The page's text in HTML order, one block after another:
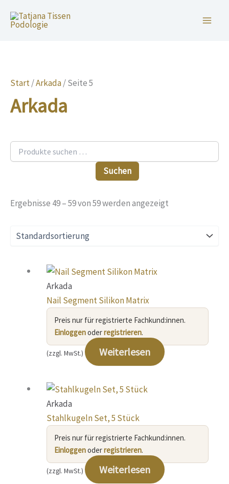
Inhalt
Start/Arkada/ Seite 5
Arkada
nach:
Suchen
Ergebnisse 49 – 59 von 59 werden angezeigt
Arkada
Nail Segment Silikon Matrix
Preis nur für registrierte Fachkund:innen.
Einloggenoderregistrieren.
(zzgl. MwSt.) Weiterlesen
Arkada
Stahlkugeln Set, 5 Stück
Preis nur für registrierte Fachkund:innen.
Einloggenoderregistrieren.
(zzgl. MwSt.) Weiterlesen